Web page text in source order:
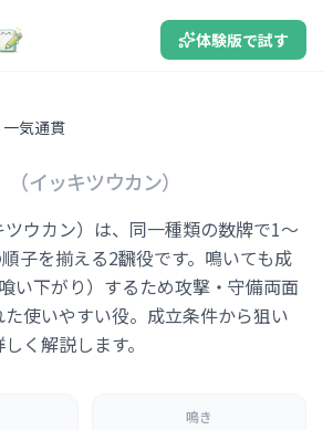
体験版で試す
一気通貫
（イッキツウカン）
ウカン）は、同一種類の数牌で1〜
子を揃える2飜役です。鳴いても成
い下がり）するため攻撃・守備両面
使いやすい役。成立条件から狙い
く解説します。
鳴き